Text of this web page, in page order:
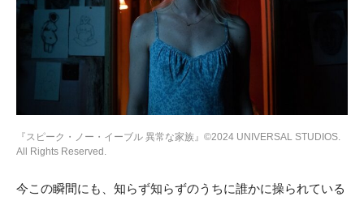
『スピーク・ノー・イーブル 異常な家族』©2024 UNIVERSAL STUDIOS.
All Rights Reserved.
今この瞬間にも、知らず知らずのうちに誰かに操られている